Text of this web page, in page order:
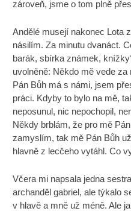
zároveň, jsme o tom plně
Andělé musejí nakonec Lota
násilím. Za minutu dvanáct.
barák, sbírka známek,
uvolněně: Někdo mě vede
Pán Bůh má s námi, jsem
práci. Kdyby to bylo na mě,
neposunul, nic nepochopil,
Někdy brblám, že pro mě
zamyslím, tak mě Pán Bůh
hlavně z lecčeho vytáhl. Co
Včera mi napsala jedna
archanděl gabriel, ale týkalo
v hlavě a mně už méně. Ale